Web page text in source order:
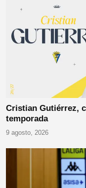
Cristian Gutiérrez,
temporada
9 agosto, 2026